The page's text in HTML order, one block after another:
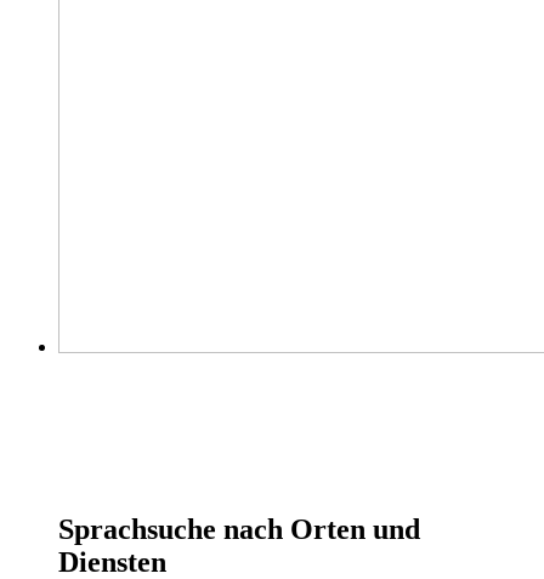
Sprachsuche nach Orten und
Diensten